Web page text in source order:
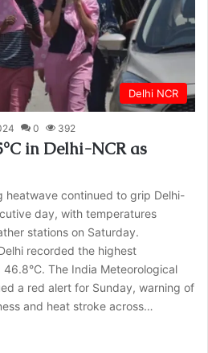
Delhi NCR
0 392
in Delhi-NCR as
heatwave continued to grip Delhi-
day, with temperatures
stations on Saturday.
recorded the highest
The India Meteorological
a red alert for Sunday, warning of
and heat stroke across…